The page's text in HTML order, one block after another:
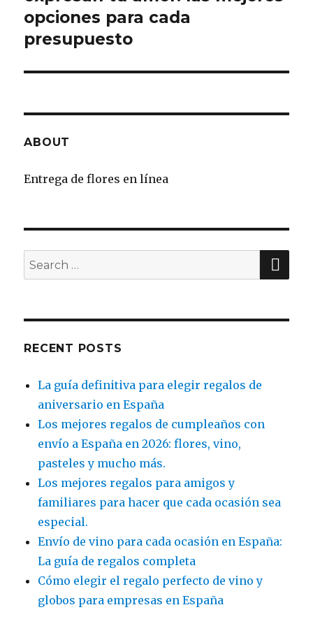
opciones para cada
presupuesto
ABOUT
Entrega de flores en línea
Search
for:
RECENT POSTS
La guía definitiva para elegir regalos de
aniversario en España
Los mejores regalos de cumpleaños con
envío a España en 2026: flores, vino,
pasteles y mucho más.
Los mejores regalos para amigos y
familiares para hacer que cada ocasión sea
especial.
Envío de vino para cada ocasión en España:
La guía de regalos completa
Cómo elegir el regalo perfecto de vino y
globos para empresas en España